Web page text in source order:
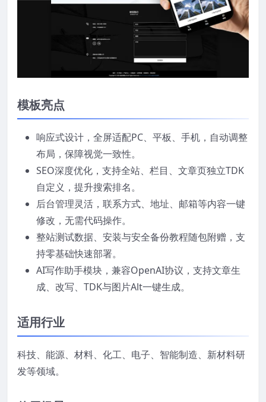
模板亮点
响应式设计，全屏适配PC、平板、手机，自动调整
布局，保障视觉一致性。
SEO深度优化，支持全站、栏目、文章页独立TDK
自定义，提升搜索排名。
后台管理灵活，联系方式、地址、邮箱等内容一键
修改，无需代码操作。
整站测试数据、安装与安全备份教程随包附赠，支
持零基础快速部署。
AI写作助手模块，兼容OpenAI协议，支持文章生
成、改写、TDK与图片Alt一键生成。
适用行业
科技、能源、材料、化工、电子、智能制造、新材料研
发等领域。